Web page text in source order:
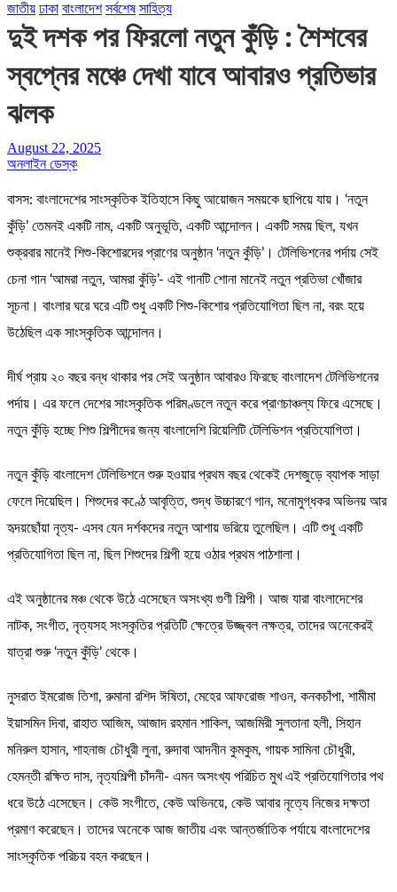
জাতীয় ঢাকা বাংলাদেশ সর্বশেষ সাহিত্য
দুই দশক পর ফিরলো নতুন কুঁড়ি : শৈশবের
স্বপ্নের মঞ্চে দেখা যাবে আবারও প্রতিভার
ঝলক
August 22, 2025
অনলাইন ডেস্ক
বাসস: বাংলাদেশের সাংস্কৃতিক ইতিহাসে কিছু আয়োজন সময়কে ছাপিয়ে যায়। ‘নতুন
কুঁড়ি’ তেমনই একটি নাম, একটি অনুভূতি, একটি আন্দোলন। একটি সময় ছিল, যখন
শুক্রবার মানেই শিশু-কিশোরদের প্রাণের অনুষ্ঠান ‘নতুন কুঁড়ি’। টেলিভিশনের পর্দায় সেই
চেনা গান ‘আমরা নতুন, আমরা কুঁড়ি’- এই গানটি শোনা মানেই নতুন প্রতিভা খোঁজার
সূচনা। বাংলার ঘরে ঘরে এটি শুধু একটি শিশু-কিশোর প্রতিযোগিতা ছিল না, বরং হয়ে
উঠেছিল এক সাংস্কৃতিক আন্দোলন।
দীর্ঘ প্রায় ২০ বছর বন্ধ থাকার পর সেই অনুষ্ঠান আবারও ফিরছে বাংলাদেশ টেলিভিশনের
পর্দায়। এর ফলে দেশের সাংস্কৃতিক পরিমণ্ডলে নতুন করে প্রাণচাঞ্চল্য ফিরে এসেছে।
নতুন কুঁড়ি হচ্ছে শিশু শিল্পীদের জন্য বাংলাদেশি রিয়েলিটি টেলিভিশন প্রতিযোগিতা।
নতুন কুঁড়ি বাংলাদেশ টেলিভিশনে শুরু হওয়ার প্রথম বছর থেকেই দেশজুড়ে ব্যাপক সাড়া
ফেলে দিয়েছিল। শিশুদের কণ্ঠে আবৃত্তি, শুদ্ধ উচ্চারণে গান, মনোমুগ্ধকর অভিনয় আর
হৃদয়ছোঁয়া নৃত্য- এসব যেন দর্শকদের নতুন আশায় ভরিয়ে তুলেছিল। এটি শুধু একটি
প্রতিযোগিতা ছিল না, ছিল শিশুদের শিল্পী হয়ে ওঠার প্রথম পাঠশালা।
এই অনুষ্ঠানের মঞ্চ থেকে উঠে এসেছেন অসংখ্য গুণী শিল্পী। আজ যারা বাংলাদেশের
নাটক, সংগীত, নৃত্যসহ সংস্কৃতির প্রতিটি ক্ষেত্রে উজ্জ্বল নক্ষত্র, তাদের অনেকেরই
যাত্রা শুরু ‘নতুন কুঁড়ি’ থেকে।
নুসরাত ইমরোজ তিশা, রুমানা রশিদ ঈষিতা, মেহের আফরোজ শাওন, কনকচাঁপা, শামীমা
ইয়াসমিন দিবা, রাহাত আজিম, আজাদ রহমান শাকিল, আজমিরী সুলতানা হলী, সিহান
মনিরুল হাসান, শাহনাজ চৌধুরী লুনা, রুদাবা আদনীন কুমকুম, গায়ক সামিনা চৌধুরী,
হেমন্তী রক্ষিত দাস, নৃত্যশিল্পী চাঁদনী- এমন অসংখ্য পরিচিত মুখ এই প্রতিযোগিতার পথ
ধরে উঠে এসেছেন। কেউ সংগীতে, কেউ অভিনয়ে, কেউ আবার নৃত্যে নিজের দক্ষতা
প্রমাণ করেছেন। তাদের অনেকে আজ জাতীয় এবং আন্তর্জাতিক পর্যায়ে বাংলাদেশের
সাংস্কৃতিক পরিচয় বহন করছেন।